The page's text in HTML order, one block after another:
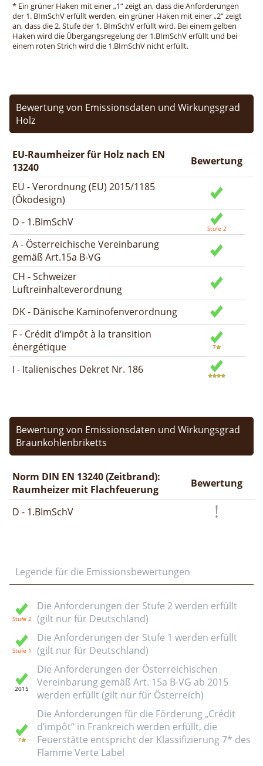
* Ein grüner Haken mit einer „1“ zeigt an, dass die Anforderungen
der 1. BImSchV erfüllt werden, ein grüner Haken mit einer „2“ zeigt
an, dass die 2. Stufe der 1. BImSchV erfüllt wird. Bei einem gelben
Haken wird die Übergangsregelung der 1.BImSchV erfüllt und bei
einem roten Strich wird die 1.BImSchV nicht erfüllt.
Bewertung von Emissionsdaten und Wirkungsgrad
Holz
EU-Raumheizer für Holz nach EN
13240
Bewertung
EU - Verordnung (EU) 2015/1185
(Ökodesign)
D - 1.BImSchV
A - Österreichische Vereinbarung
gemäß Art.15a B-VG
CH - Schweizer
Luftreinhalteverordnung
DK - Dänische Kaminofenverordnung
F - Crédit d’impôt à la transition
énergétique
I - Italienisches Dekret Nr. 186
Bewertung von Emissionsdaten und Wirkungsgrad
Braunkohlenbriketts
Norm DIN EN 13240 (Zeitbrand):
Raumheizer mit Flachfeuerung
Bewertung
D - 1.BImSchV
Legende für die Emissionsbewertungen
Die Anforderungen der Stufe 2 werden erfüllt
(gilt nur für Deutschland)
Die Anforderungen der Stufe 1 werden erfüllt
(gilt nur für Deutschland)
Die Anforderungen der Österreichischen
Vereinbarung gemäß Art. 15a B-VG ab 2015
werden erfüllt (gilt nur für Österreich)
Die Anforderungen für die Förderung „Crédit
d’impôt“ in Frankreich werden erfüllt, die
Feuerstätte entspricht der Klassifizierung 7* des
Flamme Verte Label